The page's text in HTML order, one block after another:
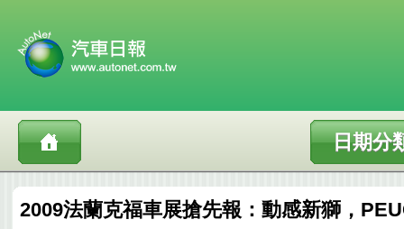
日期分
2009法蘭克福車展搶先報：動感新獅，